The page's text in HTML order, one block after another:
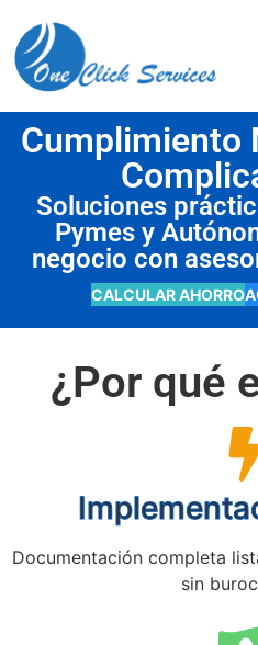
Cumplimiento
Soluciones
Pymes y
negocio con
CALCULAR AHORRO
¿Por qué
Documentación completa
sin